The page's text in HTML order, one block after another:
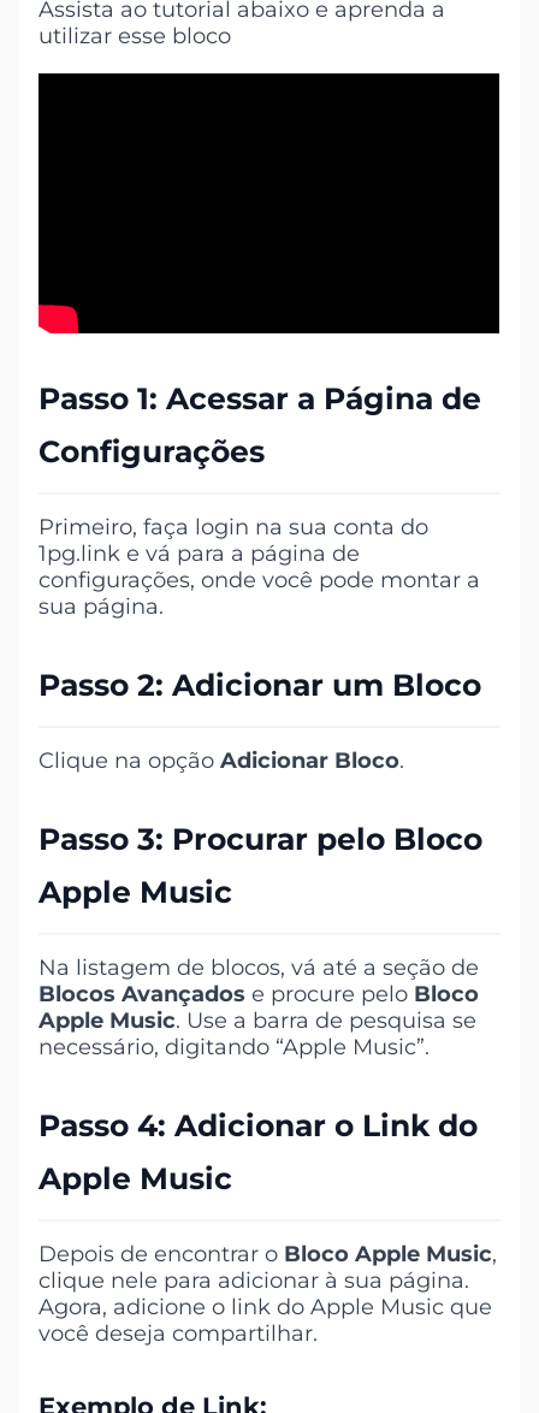
Assista ao tutorial abaixo e aprenda a
utilizar esse bloco
Passo 1: Acessar a Página de
Configurações
Primeiro, faça login na sua conta do
1pg.link e vá para a página de
configurações, onde você pode montar a
sua página.
Passo 2: Adicionar um Bloco
Clique na opçãoAdicionar Bloco.
Passo 3: Procurar pelo Bloco
Apple Music
Na listagem de blocos, vá até a seção de
Blocos Avançados e procure pelo Bloco
Apple Music. Use a barra de pesquisa se
necessário, digitando “Apple Music”.
Passo 4: Adicionar o Link do
Apple Music
Depois de encontrar o Bloco Apple Music,
clique nele para adicionar à sua página.
Agora, adicione o link do Apple Music que
você deseja compartilhar.
Exemplo de Link: